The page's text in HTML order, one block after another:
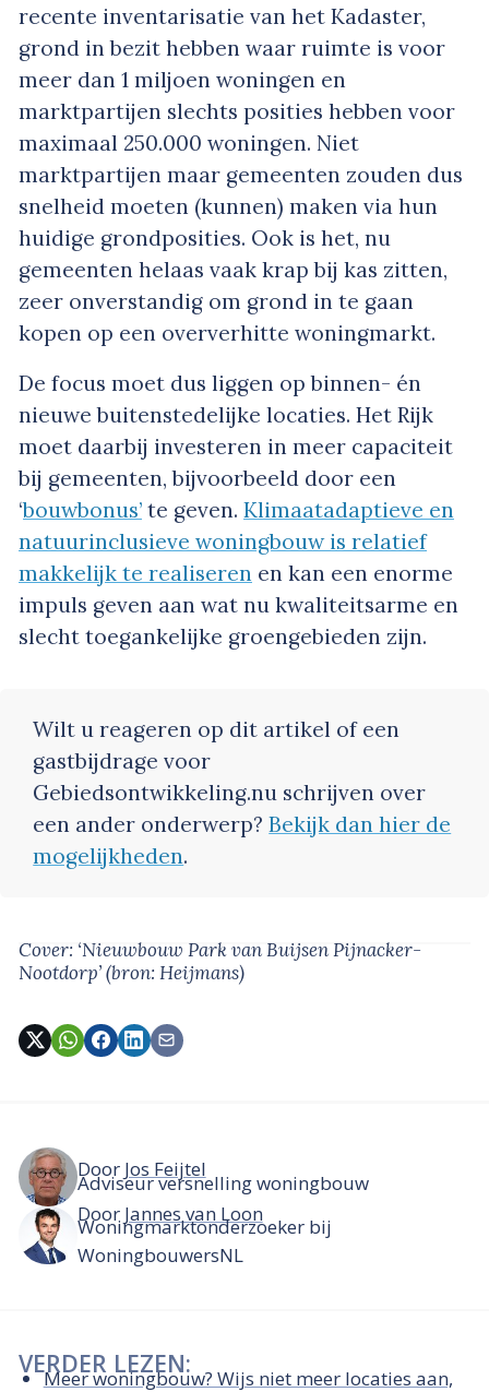
recente inventarisatie van het Kadaster,
grond in bezit hebben waar ruimte is voor
meer dan 1 miljoen woningen en
marktpartijen slechts posities hebben voor
maximaal 250.000 woningen. Niet
marktpartijen maar gemeenten zouden dus
snelheid moeten (kunnen) maken via hun
huidige grondposities. Ook is het, nu
gemeenten helaas vaak krap bij kas zitten,
zeer onverstandig om grond in te gaan
kopen op een oververhitte woningmarkt.
De focus moet dus liggen op binnen- én
nieuwe buitenstedelijke locaties. Het Rijk
moet daarbij investeren in meer capaciteit
bij gemeenten, bijvoorbeeld door een
‘bouwbonus’ te geven. Klimaatadaptieve en
natuurinclusieve woningbouw is relatief
makkelijk te realiseren en kan een enorme
impuls geven aan wat nu kwaliteitsarme en
slecht toegankelijke groengebieden zijn.
Wilt u reageren op dit artikel of een
gastbijdrage voor
Gebiedsontwikkeling.nu schrijven over
een ander onderwerp?Bekijk dan hier de
mogelijkheden.
Cover: ‘Nieuwbouw Park van Buijsen Pijnacker-
Nootdorp’(bron: Heijmans)
Door Jos Feijtel
Adviseur versnelling woningbouw
Door Jannes van Loon
Woningmarktonderzoeker bij
WoningbouwersNL
VERDER LEZEN:
Meer woningbouw? Wijs niet meer locaties aan,